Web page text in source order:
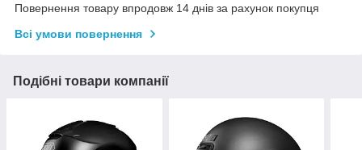
Повернення товару впродовж 14 днів за рахунок покупця
Всі умови повернення
Подібні товари компанії